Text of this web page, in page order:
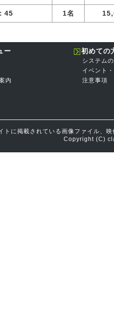
45 1名
ー
内
初めての
システム
イベント
注意事項
トに掲載されている画像ファイル、
Copyright (C)